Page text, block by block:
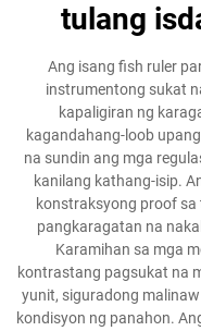
tulang
Ang isang fish ruler
instrumentong sukat
kapaligiran ng
kagandahang-loob
na sundin ang mga
kanilang kathang-isip.
konstraksyong proof
pangkaragatan na
Karamihan sa mga
kontrastang pagsukat na
yunit, siguradong
kondisyon ng panahon.